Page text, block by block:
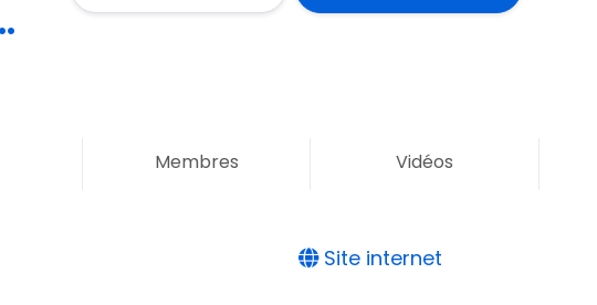
Membres Vidéos
Site internet